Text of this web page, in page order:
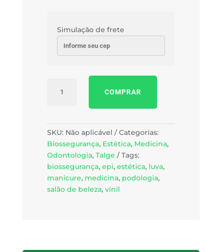
Simulação de frete
Procedimento
pó,
caixa
c/
100
unid.
quantidade
COMPRAR
SKU: Não aplicável
Categorias:
Biossegurança, Estética, Medicina,
Odontologia, Talge
Tags:
biossegurança, epi, estética, luva,
manicure, medicina, podologia,
salão de beleza, vinil